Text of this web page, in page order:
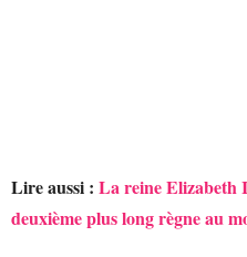
Lire aussi : La reine Elizabeth
deuxième plus long règne au